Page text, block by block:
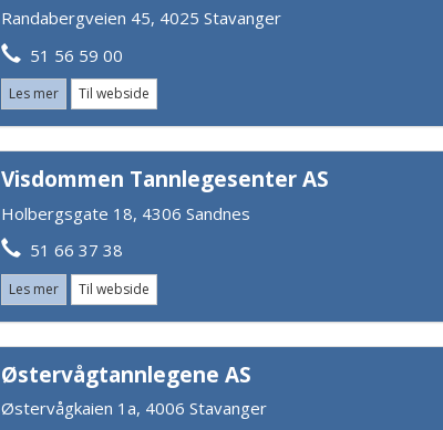
Randabergveien 45, 4025 Stavanger
51 56 59 00
Les mer Til webside
Visdommen Tannlegesenter AS
Holbergsgate 18, 4306 Sandnes
51 66 37 38
Les mer Til webside
Østervågtannlegene AS
Østervågkaien 1a, 4006 Stavanger